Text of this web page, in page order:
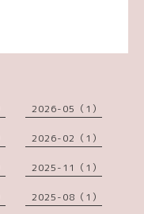
2026-05（1）
2026-02（1）
2025-11（1）
2025-08（1）